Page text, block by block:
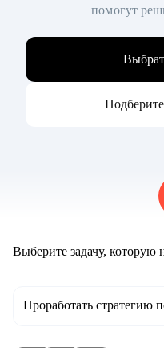
помогут
Выберите задачу, которую
Проработать стратегию